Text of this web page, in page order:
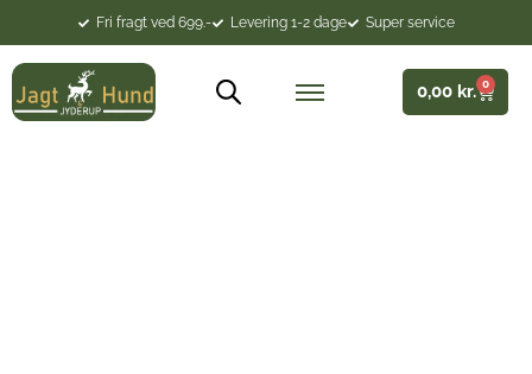
Fri fragt ved 699.- Levering 1-2 dage Super service
0,00 kr. 0